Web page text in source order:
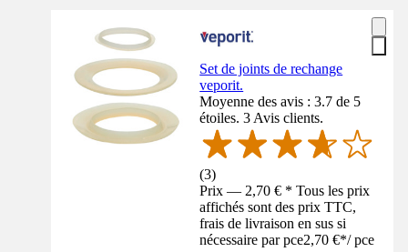
Set de joints de rechange
veporit.
Moyenne des avis : 3.7 de 5
étoiles. 3 Avis clients.
(3)
Prix — 2,70 € * Tous les prix
affichés sont des prix TTC,
frais de livraison en sus si
nécessaire par pce2,70 €*/ pce